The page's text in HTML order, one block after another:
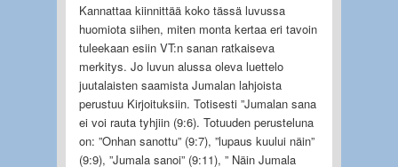
Kannattaa kiinnittää koko tässä luvussa
huomiota siihen, miten monta kertaa eri tavoin
tuleekaan esiin VT:n sanan ratkaiseva
merkitys. Jo luvun alussa oleva luettelo
juutalaisten saamista Jumalan lahjoista
perustuu Kirjoituksiin. Totisesti ”Jumalan sana
ei voi rauta tyhjiin (9:6). Totuuden perusteluna
on: ”Onhan sanottu” (9:7), ”lupaus kuului näin”
(9:9), ”Jumala sanoi” (9:11), ” Näin Jumala